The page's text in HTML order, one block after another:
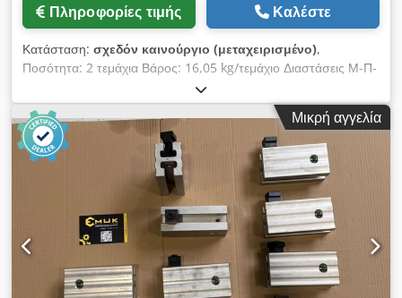
Πληροφορίες τιμής Καλέστε
Κατάσταση: σχεδόν καινούργιο (μεταχειρισμένο),
Ποσότητα: 2 τεμάχια Βάρος: 16,05 kg/τεμάχιο Διαστάσεις Μ-Π-
Υ: 695 x 78 x 60 mm Σφήνες σύσφιξης λοξοτομημένες, DIN
6315 B, πλάτος σχισμής × συνολικό μήκος: 30 x 695 mm >>
Τεχνική Περιγραφή >> Dsdpfxezd E T Uo Aptskr --> Πλάτος
σχισμής: 30 mm --> Συνολικό μήκος: 695 mm --> Για κοχλίες
σύσφιξης: M30 --> Ύψος: 60 mm --> Πλάτος: 78 mm -->
Τύπος: 6315 B --> Είδος προϊόντος: Σφήνα σύσφιξης
Μικρή αγγελία